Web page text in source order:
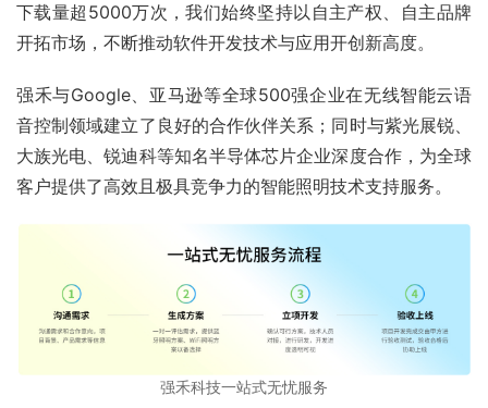
下载量超5000万次，我们始终坚持以自主产权、自主品牌
开拓市场，不断推动软件开发技术与应用开创新高度。
强禾与Google、亚马逊等全球500强企业在无线智能云语
音控制领域建立了良好的合作伙伴关系；同时与紫光展锐、
大族光电、锐迪科等知名半导体芯片企业深度合作，为全球
客户提供了高效且极具竞争力的智能照明技术支持服务。
强禾科技一站式无忧服务